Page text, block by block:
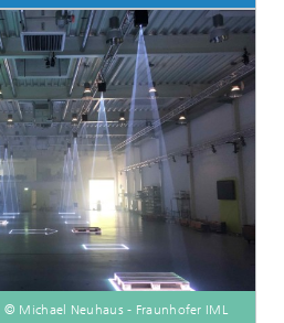
© Michael Neuhaus - Fraunhofer IML